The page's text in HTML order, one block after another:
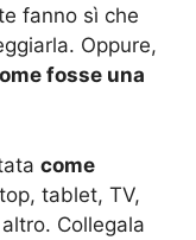
fanno sì che
Oppure,
fosse una
come
tablet, TV,
Collegala